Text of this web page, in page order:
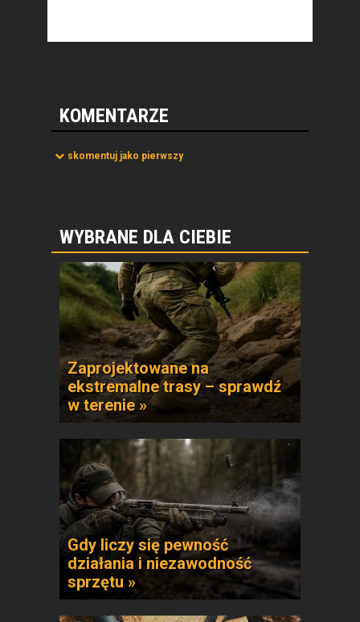
KOMENTARZE
skomentuj jako pierwszy
WYBRANE DLA CIEBIE
Zaprojektowane na
ekstremalne trasy – sprawdź
w terenie »
Gdy liczy się pewność
działania i niezawodność
sprzętu »